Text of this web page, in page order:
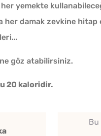
her yemekte
her damak zevkine
göz atabilirsiniz.
20 kaloridir.
Bu
Tarhana
Dakikada